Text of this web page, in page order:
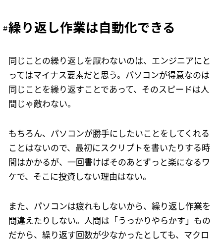
繰り返し作業は自動化できる
同じことの繰り返しを厭わないのは、エンジニアにと
ってはマイナス要素だと思う。パソコンが得意なのは
同じことを繰り返すことであって、そのスピードは人
間じゃ敵わない。
もちろん、パソコンが勝手にしたいことをしてくれる
ことはないので、最初にスクリプトを書いたりする時
間はかかるが、一回書けばそのあとずっと楽になるワ
ケで、そこに投資しない理由はない。
また、パソコンは疲れもしないから、繰り返し作業を
間違えたりしない。人間は「うっかりやらかす」もの
だから、繰り返す回数が少なかったとしても、マクロ